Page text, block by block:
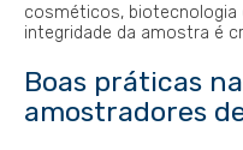
cosméticos, biotecnologia
integridade da amostra é
Boas práticas
amostradores